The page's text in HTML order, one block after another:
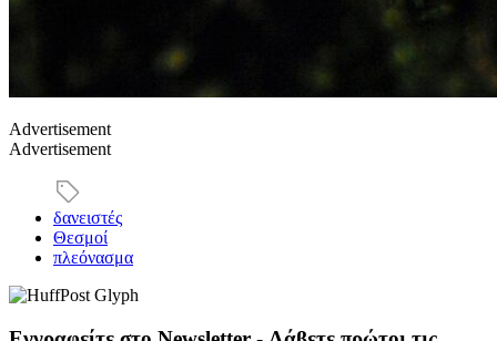
Advertisement
Advertisement
δανειστές
Θεσμοί
πλεόνασμα